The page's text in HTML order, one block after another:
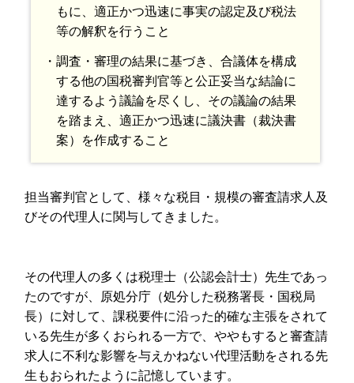
もに、適正かつ迅速に事実の認定及び税法
等の解釈を行うこと
・調査・審理の結果に基づき、合議体を構成
する他の国税審判官等と公正妥当な結論に
達するよう議論を尽くし、その議論の結果
を踏まえ、適正かつ迅速に議決書（裁決書
案）を作成すること
担当審判官として、様々な税目・規模の審査請求人及
びその代理人に関与してきました。
その代理人の多くは税理士（公認会計士）先生であっ
たのですが、原処分庁（処分した税務署長・国税局
長）に対して、課税要件に沿った的確な主張をされて
いる先生が多くおられる一方で、ややもすると審査請
求人に不利な影響を与えかねない代理活動をされる先
生もおられたように記憶しています。